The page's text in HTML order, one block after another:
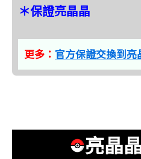
＊保證亮晶晶
更多： 官方保證交換到亮
亮晶